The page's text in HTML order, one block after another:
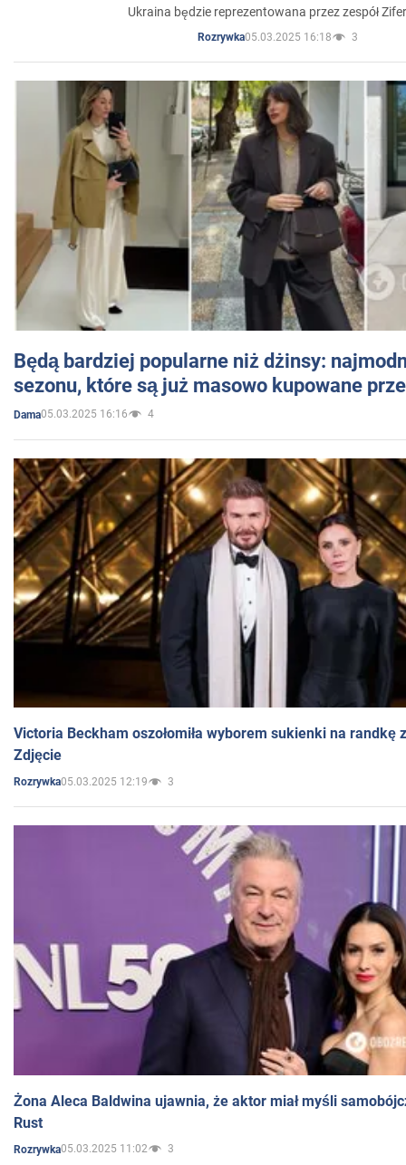
Ukraina będzie reprezentowana przez zespół
Rozrywka05.03.2025 16:18 3
Będą bardziej popularne niż dżinsy:
sezonu, które są już masowo kupowane
Dama05.03.2025 16:16 4
Victoria Beckham oszołomiła wyborem sukienki na randkę
Zdjęcie
Rozrywka05.03.2025 12:19 3
Żona Aleca Baldwina ujawnia, że aktor miał myśli
Rust
Rozrywka05.03.2025 11:02 3